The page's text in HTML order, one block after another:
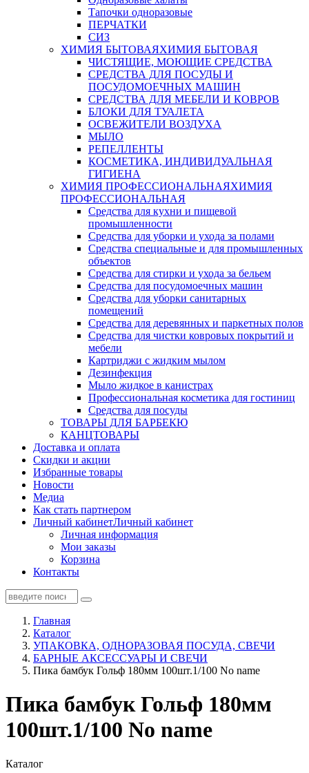
Тапочки одноразовые
ПЕРЧАТКИ
СИЗ
ХИМИЯ БЫТОВАЯХИМИЯ БЫТОВАЯ
ЧИСТЯЩИЕ, МОЮЩИЕ СРЕДСТВА
СРЕДСТВА ДЛЯ ПОСУДЫ И
ПОСУДОМОЕЧНЫХ МАШИН
СРЕДСТВА ДЛЯ МЕБЕЛИ И КОВРОВ
БЛОКИ ДЛЯ ТУАЛЕТА
ОСВЕЖИТЕЛИ ВОЗДУХА
МЫЛО
РЕПЕЛЛЕНТЫ
КОСМЕТИКА, ИНДИВИДУАЛЬНАЯ
ГИГИЕНА
ХИМИЯ ПРОФЕССИОНАЛЬНАЯХИМИЯ
ПРОФЕССИОНАЛЬНАЯ
Средства для кухни и пищевой
промышленности
Средства для уборки и ухода за полами
Средства специальные и для промышленных
объектов
Средства для стирки и ухода за бельем
Средства для посудомоечных машин
Средства для уборки санитарных
помещений
Средства для деревянных и паркетных полов
Средства для чистки ковровых покрытий и
мебели
Картриджи с жидким мылом
Дезинфекция
Мыло жидкое в канистрах
Профессиональная косметика для гостиниц
Средства для посуды
ТОВАРЫ ДЛЯ БАРБЕКЮ
КАНЦТОВАРЫ
Доставка и оплата
Скидки и акции
Избранные товары
Новости
Медиа
Как стать партнером
Личный кабинетЛичный кабинет
Личная информация
Мои заказы
Корзина
Контакты
Главная
Каталог
УПАКОВКА, ОДНОРАЗОВАЯ ПОСУДА, СВЕЧИ
БАРНЫЕ АКСЕССУАРЫ И СВЕЧИ
Пика бамбук Гольф 180мм 100шт.1/100 No name
Пика бамбук Гольф 180мм
100шт.1/100 No name
Каталог